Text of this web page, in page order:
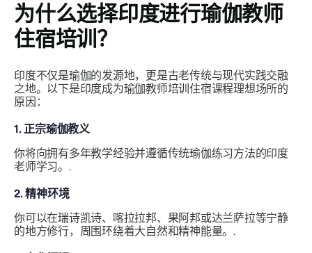
为什么选择印度进行瑜伽教师
住宿培训？
印度不仅是瑜伽的发源地，更是古老传统与现代实践交融
之地。以下是印度成为瑜伽教师培训住宿课程理想场所的
原因：
1. 正宗瑜伽教义
你将向拥有多年教学经验并遵循传统瑜伽练习方法的印度
老师学习。.
2. 精神环境
你可以在瑞诗凯诗、喀拉拉邦、果阿邦或达兰萨拉等宁静
的地方修行，周围环绕着大自然和精神能量。.